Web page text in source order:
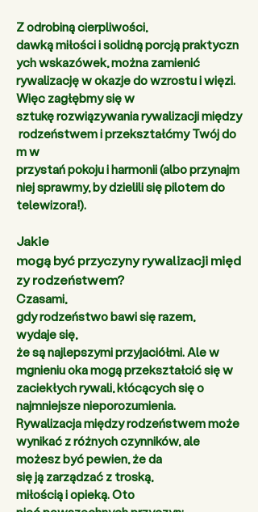
Z odrobiną cierpliwości,
dawką miłości i solidną porcją praktyczn
ych wskazówek, można zamienić
rywalizację w okazje do wzrostu i więzi.
Więc zagłębmy się w
sztukę rozwiązywania rywalizacji między
rodzeństwem i przekształćmy Twój do
m w
przystań pokoju i harmonii (albo przynajm
niej sprawmy, by dzielili się pilotem do
telewizora!).
Jakie
mogą być przyczyny rywalizacji międ
zy rodzeństwem?
Czasami,
gdy rodzeństwo bawi się razem,
wydaje się,
że są najlepszymi przyjaciółmi. Ale w
mgnieniu oka mogą przekształcić się w
zaciekłych rywali, kłócących się o
najmniejsze nieporozumienia.
Rywalizacja między rodzeństwem może
wynikać z różnych czynników, ale
możesz być pewien, że da
się ją zarządzać z troską,
miłością i opieką. Oto